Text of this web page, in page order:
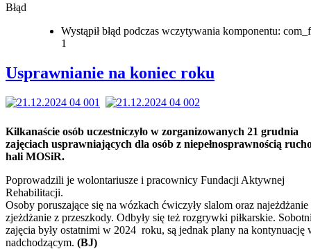
Błąd
Wystąpił błąd podczas wczytywania komponentu:
1
Usprawnianie na koniec roku
Kilkanaście osób uczestniczyło w zorganizowanych 21 grudnia
zajęciach usprawniających dla osób z niepełnosprawnością
hali MOSiR.
Poprowadzili je wolontariusze i pracownicy Fundacji Aktywnej
Rehabilitacji.
Osoby poruszające się na wózkach ćwiczyły slalom oraz najeżdżanie
zjeżdżanie z przeszkody. Odbyły się też rozgrywki piłkarskie.
zajęcia były ostatnimi w 2024 roku, są jednak plany na kontynuację
nadchodzącym. (BJ)